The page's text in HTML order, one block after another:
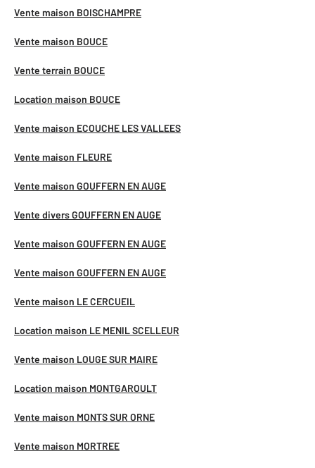
Vente maison BOISCHAMPRE
Vente maison BOUCE
Vente terrain BOUCE
Location maison BOUCE
Vente maison ECOUCHE LES VALLEES
Vente maison FLEURE
Vente maison GOUFFERN EN AUGE
Vente divers GOUFFERN EN AUGE
Vente maison GOUFFERN EN AUGE
Vente maison GOUFFERN EN AUGE
Vente maison LE CERCUEIL
Location maison LE MENIL SCELLEUR
Vente maison LOUGE SUR MAIRE
Location maison MONTGAROULT
Vente maison MONTS SUR ORNE
Vente maison MORTREE